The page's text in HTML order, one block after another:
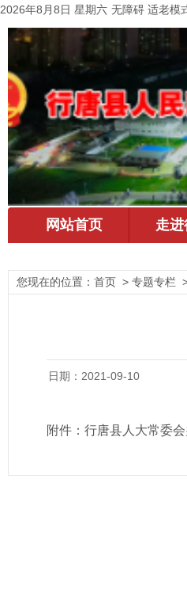
2026年8月8日 星期六 无障碍 适老模
您现在的位置： 首页 > 专题专栏
日期：2021-09-10
附件： 行唐县人大常委